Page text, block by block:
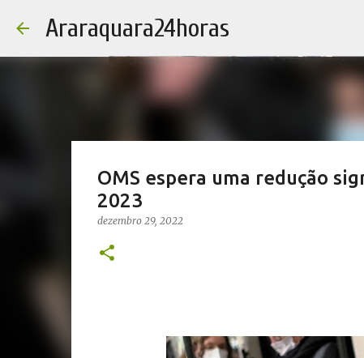
Araraquara24horas
OMS espera uma redução
2023
dezembro 29, 2022